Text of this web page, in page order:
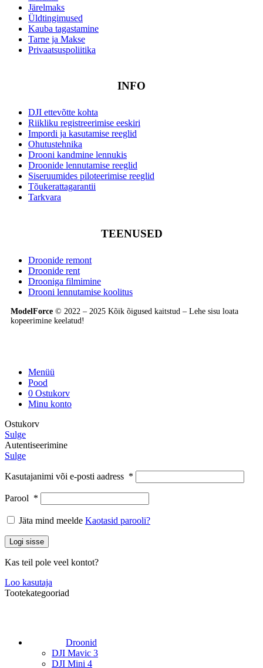
Järelmaks
Üldtingimused
Kauba tagastamine
Tarne ja Makse
Privaatsuspoliitika
INFO
DJI ettevõtte kohta
Riikliku registreerimise eeskiri
Impordi ja kasutamise reeglid
Ohutustehnika
Drooni kandmine lennukis
Droonide lennutamise reeglid
Siseruumides piloteerimise reeglid
Tõukerattagarantii
Tarkvara
TEENUSED
Droonide remont
Droonide rent
Drooniga filmimine
Drooni lennutamise koolitus
ModelForce © 2022 – 2025 Kõik õigused kaitstud – Lehe sisu loata
kopeerimine keelatud!
Menüü
Pood
0 Ostukorv
Minu konto
Ostukorv
Sulge
Autentiseerimine
Sulge
Kasutajanimi või e-posti aadress *
Parool *
Jäta mind meelde Kaotasid parooli?
Logi sisse
Kas teil pole veel kontot?
Loo kasutaja
Tootekategooriad
Droonid
DJI Mavic 3
DJI Mini 4